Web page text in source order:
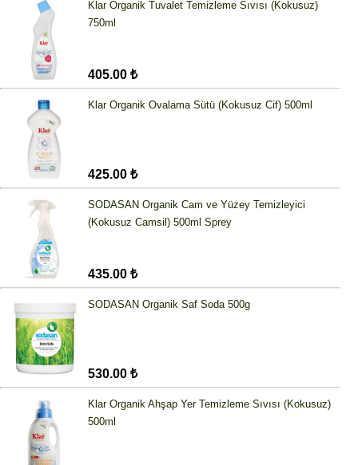
Klar Organik Tuvalet Temizleme Sıvısı (Kokusuz)
750ml
405.00 ₺
Klar Organik Ovalama Sütü (Kokusuz Cif) 500ml
425.00 ₺
SODASAN Organik Cam ve Yüzey Temizleyici
(Kokusuz Camsil) 500ml Sprey
435.00 ₺
SODASAN Organik Saf Soda 500g
530.00 ₺
Klar Organik Ahşap Yer Temizleme Sıvısı (Kokusuz)
500ml